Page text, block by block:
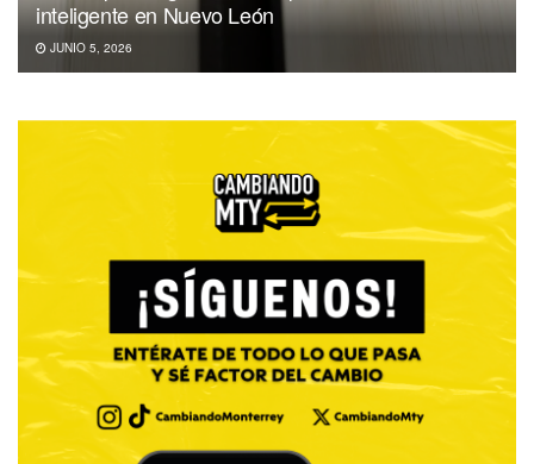
inteligente en Nuevo León
JUNIO 5, 2026